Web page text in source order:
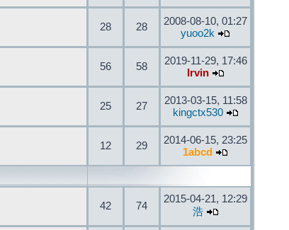
28 28
2008-08-10, 01:27
yuoo2k
56 58
2019-11-29, 17:46
Irvin
25 27
2013-03-15, 11:58
kingctx530
12 29
2014-06-15, 23:25
1abcd
42 74
2015-04-21, 12:29
浩